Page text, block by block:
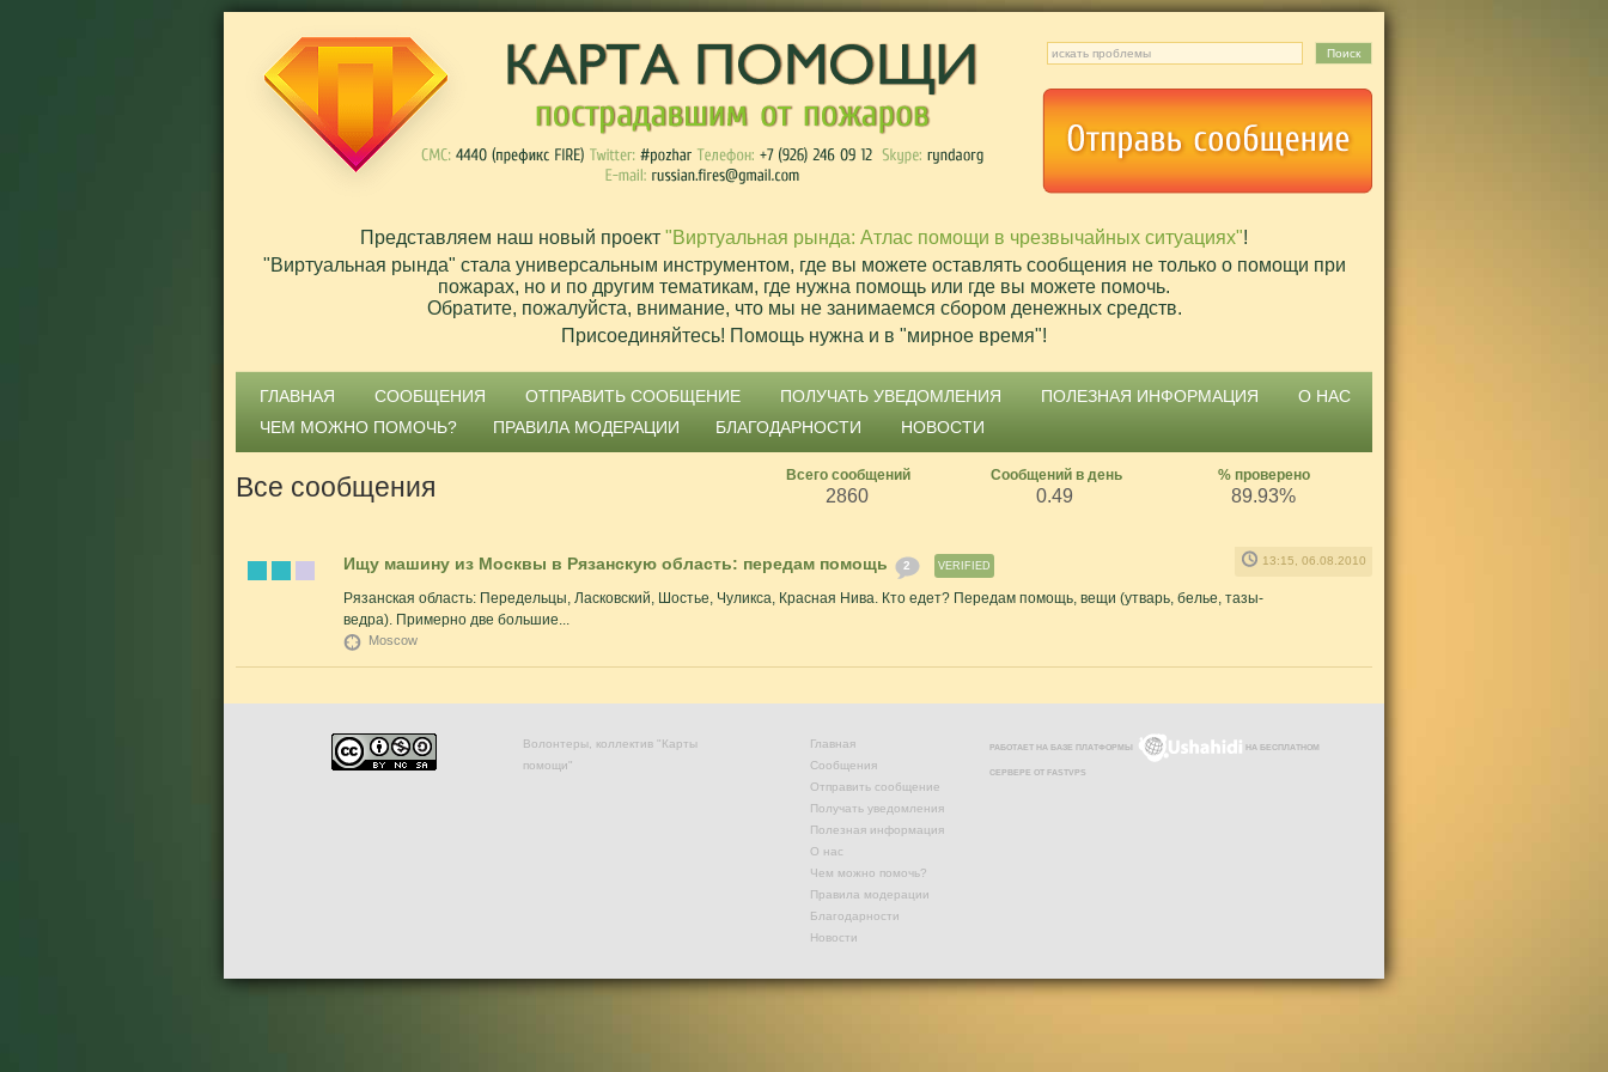
Представляем наш новый проект "Виртуальная рында: Атлас помощи в чрезвычайных ситуациях"!
"Виртуальная рында" стала универсальным инструментом, где вы можете оставлять сообщения не только о помощи при
пожарах, но и по другим тематикам, где нужна помощь или где вы можете помочь.
Обратите, пожалуйста, внимание, что мы не занимаемся сбором денежных средств.
Присоединяйтесь! Помощь нужна и в "мирное время"!
ГЛАВНАЯ СООБЩЕНИЯ ОТПРАВИТЬ СООБЩЕНИЕ ПОЛУЧАТЬ УВЕДОМЛЕНИЯ ПОЛЕЗНАЯ ИНФОРМАЦИЯ
О НАС
ЧЕМ МОЖНО ПОМОЧЬ?
ПРАВИЛА МОДЕРАЦИИ БЛАГОДАРНОСТИ НОВОСТИ
Всего сообщений Сообщений в день % проверено
2860 0.49 89.93%
Все сообщения
Ищу машину из Москвы в Рязанскую область: передам помощь 2 VERIFIED 13:15, 06.08.2010
Рязанская область: Передельцы, Ласковский, Шостье, Чуликса, Красная Нива. Кто едет? Передам помощь, вещи (утварь, белье, тазы-
ведра). Примерно две большие...
Moscow
Волонтеры, коллектив "Карты
помощи"
Главная
Сообщения
Отправить сообщение
Получать уведомления
Полезная информация
О нас
Чем можно помочь?
Правила модерации
Благодарности
Новости
РАБОТАЕТ НА БАЗЕ ПЛАТФОРМЫ НА БЕСПЛАТНОМ
СЕРВЕРЕ ОТ FASTVPS